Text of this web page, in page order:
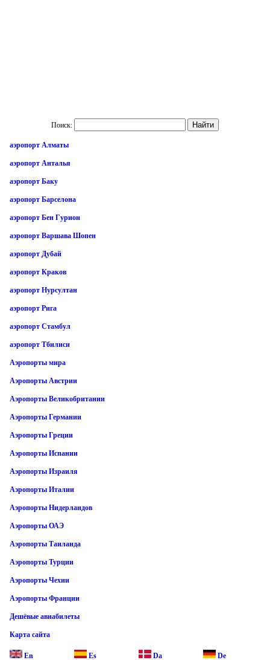
Поиск:
аэропорт Алматы
аэропорт Анталья
аэропорт Баку
аэропорт Барселона
аэропорт Бен Гурион
аэропорт Варшава Шопен
аэропорт Дубай
аэропорт Краков
аэропорт Нурсултан
аэропорт Рига
аэропорт Стамбул
аэропорт Тбилиси
Аэропорты мира
Аэропорты Австрии
Аэропорты Великобритании
Аэропорты Германии
Аэропорты Греции
Аэропорты Испании
Аэропорты Израиля
Аэропорты Италии
Аэропорты Нидерландов
Аэропорты ОАЭ
Аэропорты Таиланда
Аэропорты Турции
Аэропорты Чехии
Аэропорты Франции
Дешёвые авиабилеты
Карта сайта
En Es Da De